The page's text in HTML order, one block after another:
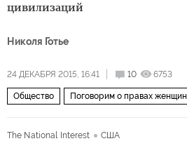
цивилизаций
Николя Готье
24 ДЕКАБРЯ 2015, 16:41 10 6753
Общество Поговорим о правах женщин
The National Interest США